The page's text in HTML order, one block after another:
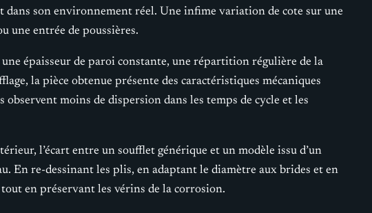
son environnement réel. Une infime variation de cote sur une
une entrée de poussières.
épaisseur de paroi constante, une répartition régulière de la
la pièce obtenue présente des caractéristiques mécaniques
moins de dispersion dans les temps de cycle et les
l’écart entre un soufflet générique et un modèle issu d’un
En re-dessinant les plis, en adaptant le diamètre aux brides et en
en préservant les vérins de la corrosion.